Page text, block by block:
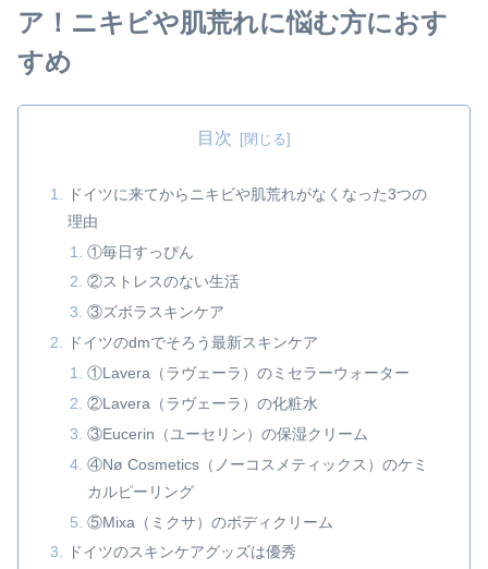
ア！ニキビや肌荒れに悩む方におす
すめ
目次
ドイツに来てからニキビや肌荒れがなくなった3つの
理由
①毎日すっぴん
②ストレスのない生活
③ズボラスキンケア
ドイツのdmでそろう最新スキンケア
①Lavera（ラヴェーラ）のミセラーウォーター
②Lavera（ラヴェーラ）の化粧水
③Eucerin（ユーセリン）の保湿クリーム
④Nø Cosmetics（ノーコスメティックス）のケミ
カルピーリング
⑤Mixa（ミクサ）のボディクリーム
ドイツのスキンケアグッズは優秀